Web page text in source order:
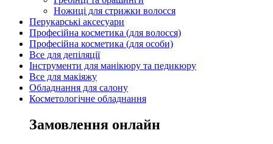
Ножиці для стрижки волосся
Перукарські аксесуари
Професійна косметика (для волосся)
Професійна косметика (для особи)
Все для депіляції
Інструменти для манікюру та педикюру
Все для макіяжу
Обладнання для салону
Косметологічне обладнання
Замовлення онлайн